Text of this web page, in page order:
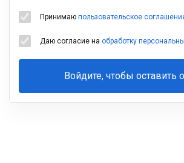
Принимаю пользовательское
Даю согласие на обработку
Войдите, чтобы оставить
Ваша